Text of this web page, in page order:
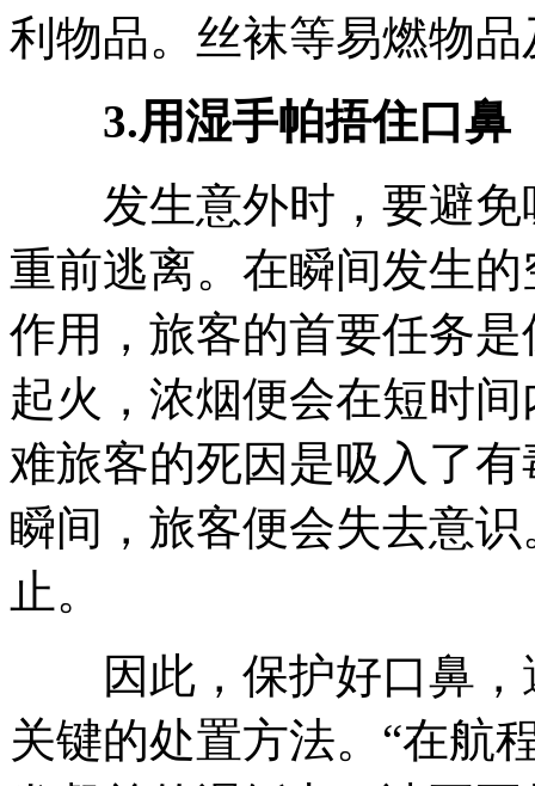
利物品。丝袜等易燃物
3.用湿手帕捂住口鼻
发生意外时，要避免
重前逃离。在瞬间发生
作用，旅客的首要任务
起火，浓烟便会在短时
难旅客的死因是吸入了
瞬间，旅客便会失去意
止。
因此，保护好口鼻，
关键的处置方法。“在航